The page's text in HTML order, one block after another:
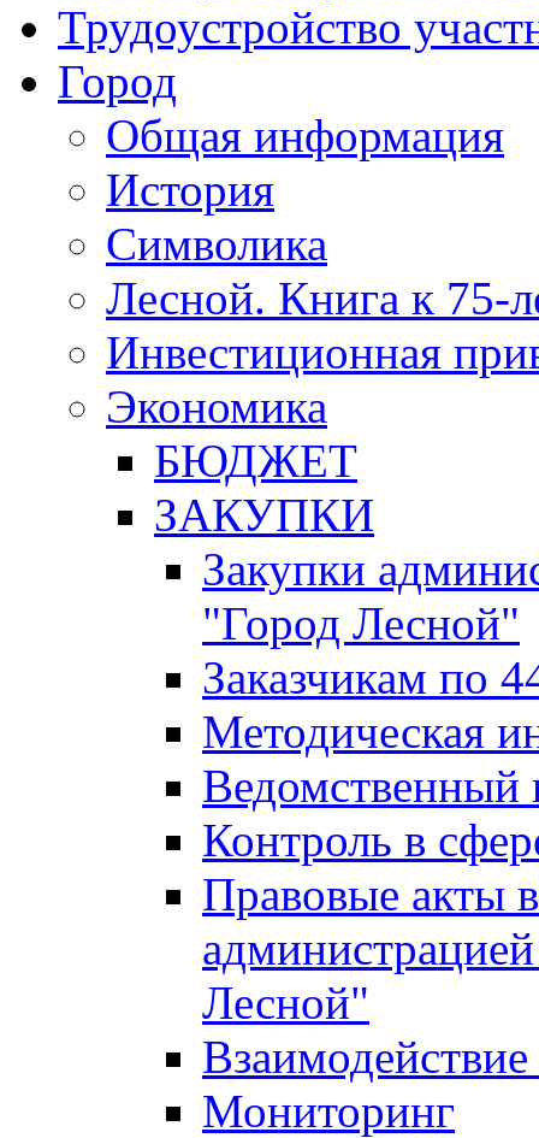
Трудоустройство
Город
Общая информация
История
Символика
Лесной. Книга к 75-
Инвестиционная
Экономика
БЮДЖЕТ
ЗАКУПКИ
Закупки
"Город Лесной"
Заказчикам по
Методическая
Ведомственный
Контроль в
Правовые акты
Лесной"
Мониторинг